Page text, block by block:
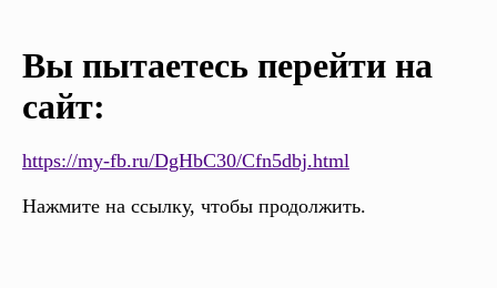
Вы пытаетесь перейти на
сайт:
https://my-fb.ru/DgHbC30/Cfn5dbj.html
Нажмите на ссылку, чтобы продолжить.